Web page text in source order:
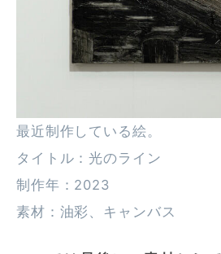
最近制作している絵。
タイトル：光のライン
制作年：2023
素材：油彩、キャンバス